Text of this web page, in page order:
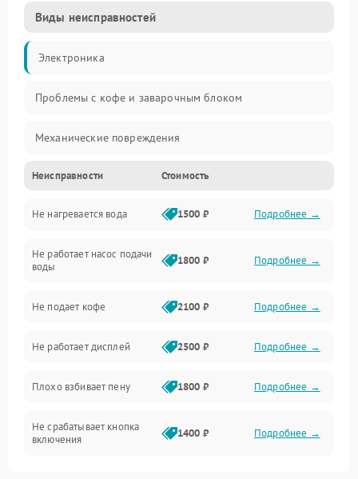
Виды неисправностей
Электроника
Проблемы с кофе и заварочным блоком
Механические повреждения
Прочие неисправности
Включение и работа
Проблемы с водой
Проблемы с капучинатором и паром
Управление и электроника
Программное обеспечение
Неисправности Стоимость
Не нагревается вода 1500 ₽ Подробнее →
Не работает насос подачи
воды
1800 ₽ Подробнее →
Не подает кофе 2100 ₽ Подробнее →
Не работает дисплей 2500 ₽ Подробнее →
Плохо взбивает пену 1800 ₽ Подробнее →
Не срабатывает кнопка
включения
1400 ₽ Подробнее →